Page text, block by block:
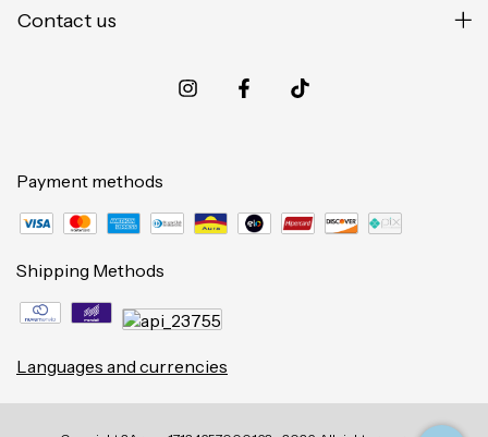
Contact us
Payment methods
Shipping Methods
Languages and currencies